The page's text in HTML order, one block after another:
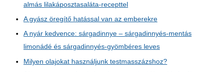
almás lilakáposztasaláta-recepttel
A gyász öregítő hatással van az emberekre
A nyár kedvence: sárgadinnye – sárgadinnyés-mentás
limonádé és sárgadinnyés-gyömbéres leves
Milyen olajokat használjunk testmasszázshoz?